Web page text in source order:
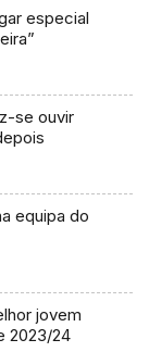
especial
se ouvir
equipa do
jovem
2023/24